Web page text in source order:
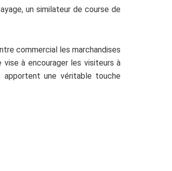
un similateur de course de
commercial les marchandises
à encourager les visiteurs à
une véritable touche